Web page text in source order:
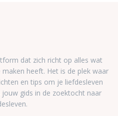
dat zich richt op alles wat
heeft. Het is de plek waar
en tips om je liefdesleven
gids in de zoektocht naar